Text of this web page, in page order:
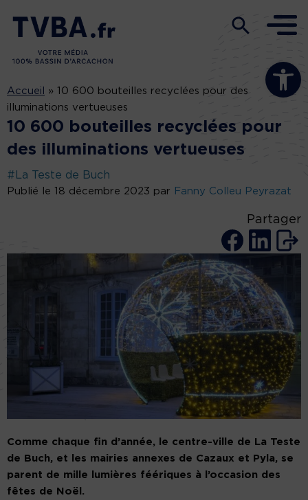
Ouvrir la
Accueil » 10 600 bouteilles recyclées pour des
illuminations vertueuses
10 600 bouteilles recyclées pour
des illuminations vertueuses
#La Teste de Buch
Publié le 18 décembre 2023 par Fanny Colleu Peyrazat
Partager
Comme chaque fin d’année, le centre-ville de La Teste
de Buch, et les mairies annexes de Cazaux et Pyla, se
parent de mille lumières féériques à l’occasion des
fêtes de Noël.